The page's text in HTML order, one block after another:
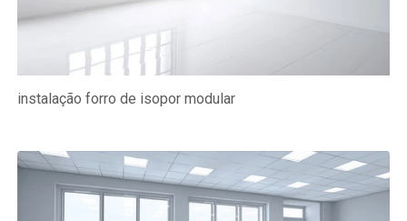
instalação forro de isopor modular